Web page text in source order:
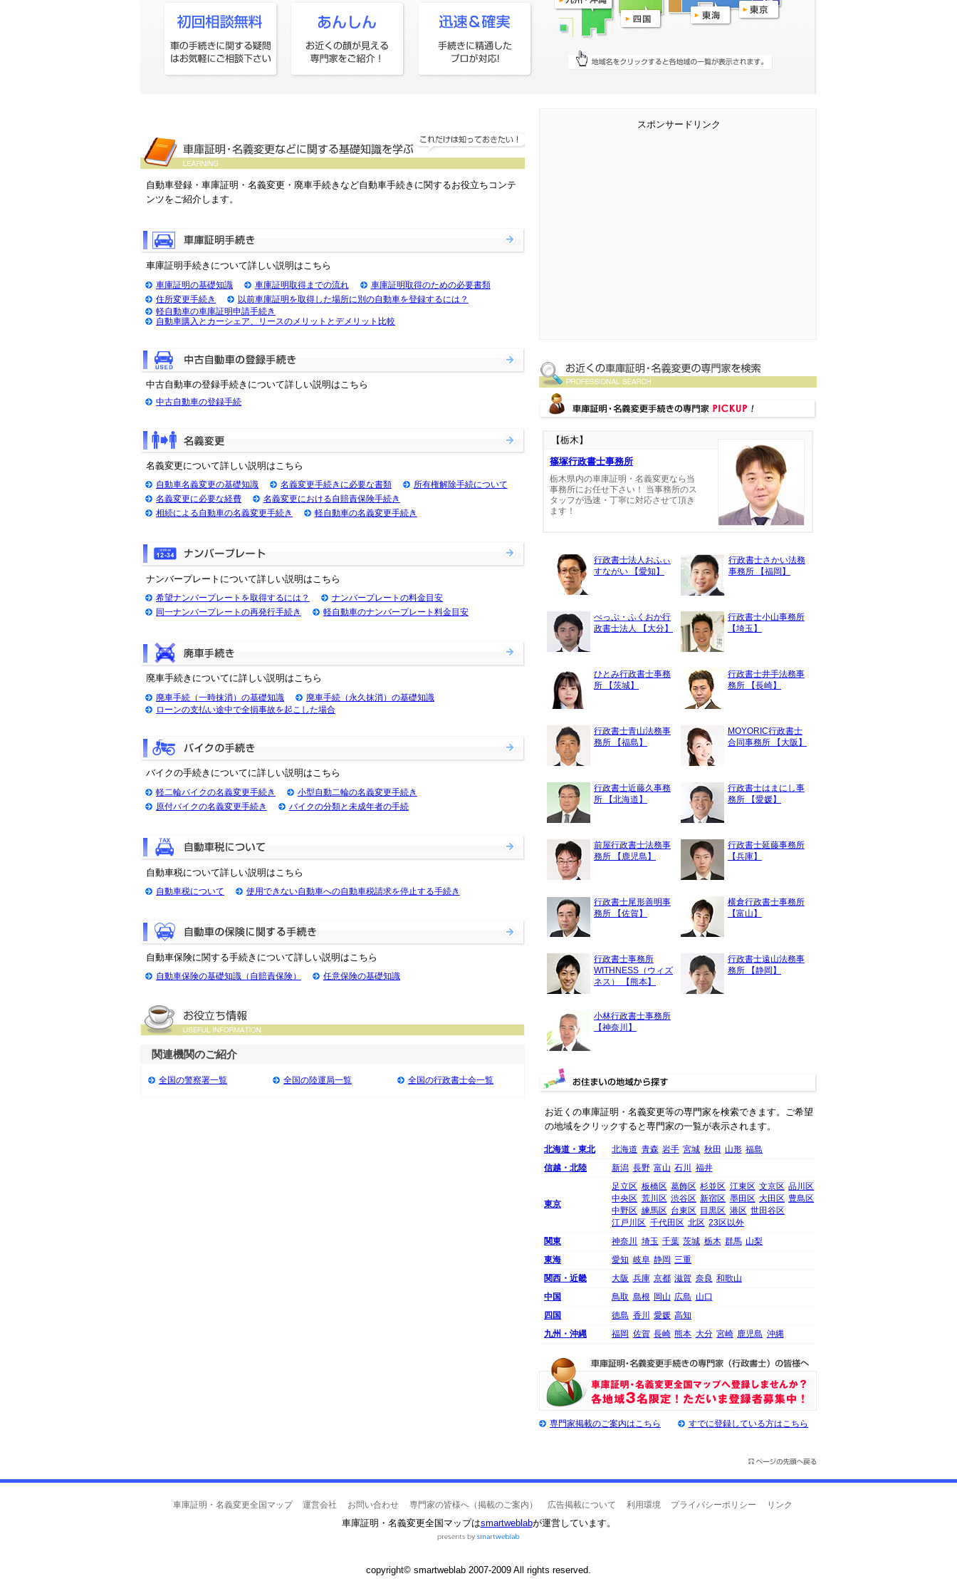
自動車登録・車庫証明・名義変更・廃車手続きなど自動車手続きに関するお役立ちコンテ
ンツをご紹介します。
車庫証明手続きについて詳しい説明はこちら
車庫証明の基礎知識 車庫証明取得までの流れ
車庫証明取得のための必要書類
住所変更手続き
以前車庫証明を取得した場所に別の自動車を登録するには？
軽自動車の車庫証明申請手続き
自動車購入とカーシェア、リースのメリットとデメリット比較
中古自動車の登録手続きについて詳しい説明はこちら
中古自動車の登録手続
名義変更について詳しい説明はこちら
自動車名義変更の基礎知識 名義変更手続きに必要な書類
所有権解除手続について
名義変更に必要な経費
名義変更における自賠責保険手続き
相続による自動車の名義変更手続き
軽自動車の名義変更手続き
ナンバープレートについて詳しい説明はこちら
希望ナンバープレートを取得するには？
ナンバープレートの料金目安
同一ナンバープレートの再発行手続き
軽自動車のナンバープレート料金目安
廃車手続きについてに詳しい説明はこちら
廃車手続（一時抹消）の基礎知識
廃車手続（永久抹消）の基礎知識
ローンの支払い途中で全損事故を起こした場合
バイクの手続きについてに詳しい説明はこちら
軽二輪バイクの名義変更手続き
小型自動二輪の名義変更手続き
原付バイクの名義変更手続き
バイクの分類と未成年者の手続
自動車税について詳しい説明はこちら
自動車税について 使用できない自動車への自動車税請求を停止する手続き
自動車保険に関する手続きについて詳しい説明はこちら
自動車保険の基礎知識（自賠責保険） 任意保険の基礎知識
関連機関のご紹介
全国の警察署一覧 全国の陸運局一覧 全国の行政書士会一覧
スポンサードリンク
【栃木】
篠塚行政書士事務所
栃木県内の車庫証明・名義変更なら当
事務所にお任せ下さい！ 当事務所のス
タッフが迅速・丁寧に対応させて頂き
ます！
行政書士法人おふぃ
すながい 【愛知】
行政書士さかい法務
事務所 【福岡】
べっぷ・ふくおか行
政書士法人 【大分】
行政書士小山事務所
【埼玉】
ひとみ行政書士事務
所 【茨城】
行政書士井手法務事
務所 【長崎】
行政書士青山法務事
務所 【福島】
MOYORIC行政書士
合同事務所 【大阪】
行政書士近藤久事務
所 【北海道】
行政書士はまにし事
務所 【愛媛】
前屋行政書士法務事
務所 【鹿児島】
行政書士延藤事務所
【兵庫】
行政書士尾形善明事
務所 【佐賀】
横倉行政書士事務所
【富山】
行政書士事務所
WITHNESS（ウィズ
ネス） 【熊本】
行政書士遠山法務事
務所 【静岡】
小林行政書士事務所
【神奈川】
お近くの車庫証明・名義変更等の専門家を検索できます。ご希望
の地域をクリックすると専門家の一覧が表示されます。
北海道・東北 北海道 青森 岩手 宮城 秋田 山形 福島
信越・北陸
新潟 長野 富山 石川 福井
東京
足立区 板橋区 葛飾区 杉並区 江東区 文京区 品川区
中央区 荒川区 渋谷区 新宿区 墨田区 大田区 豊島区
中野区 練馬区 台東区 目黒区 港区 世田谷区
江戸川区 千代田区 北区 23区以外
関東
神奈川 埼玉 千葉 茨城 栃木 群馬 山梨
東海
愛知 岐阜 静岡 三重
関西・近畿
大阪 兵庫 京都 滋賀 奈良 和歌山
中国
鳥取 島根 岡山 広島 山口
四国
徳島 香川 愛媛 高知
九州・沖縄
福岡 佐賀 長崎 熊本 大分 宮崎 鹿児島 沖縄
専門家掲載のご案内はこちら すでに登録している方はこちら
車庫証明・名義変更全国マップ 運営会社 お問い合わせ 専門家の皆様へ（掲載のご案内） 広告掲載について 利用環境 プライバシーポリシー リンク
車庫証明・名義変更全国マップはsmartweblabが運営しています。
copyright© smartweblab 2007-2009 All rights reserved.